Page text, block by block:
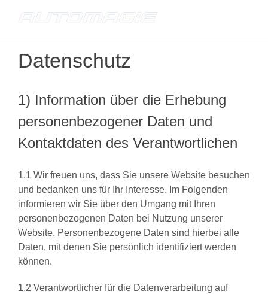
Skip
content
Datenschutz
1) Information über die Erhebung
personenbezogener Daten und
Kontaktdaten des Verantwortlichen
1.1 Wir freuen uns, dass Sie unsere Website besuchen
und bedanken uns für Ihr Interesse. Im Folgenden
informieren wir Sie über den Umgang mit Ihren
personenbezogenen Daten bei Nutzung unserer
Website. Personenbezogene Daten sind hierbei alle
Daten, mit denen Sie persönlich identifiziert werden
können.
1.2 Verantwortlicher für die Datenverarbeitung auf